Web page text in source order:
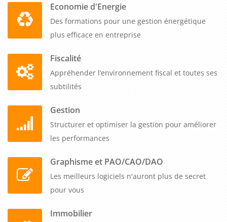
environnementale.Economie d'Energie
Des formations pour une gestion énergétique
plus efficace en entreprise
Fiscalité
Appréhender l’environnement fiscal et toutes ses
subtilités
Gestion
Structurer et optimiser la gestion pour améliorer
les performances
Graphisme et PAO/CAO/DAO
Les meilleurs logiciels n'auront plus de secret
pour vous
Immobilier